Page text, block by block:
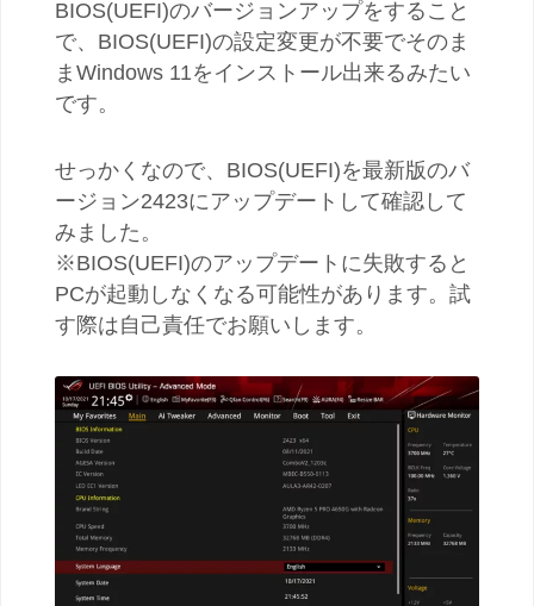
BIOS(UEFI)のバージョンアップをすること
で、BIOS(UEFI)の設定変更が不要でそのま
まWindows 11をインストール出来るみたい
です。
せっかくなので、BIOS(UEFI)を最新版のバ
ージョン2423にアップデートして確認して
みました。
※BIOS(UEFI)のアップデートに失敗すると
PCが起動しなくなる可能性があります。試
す際は自己責任でお願いします。